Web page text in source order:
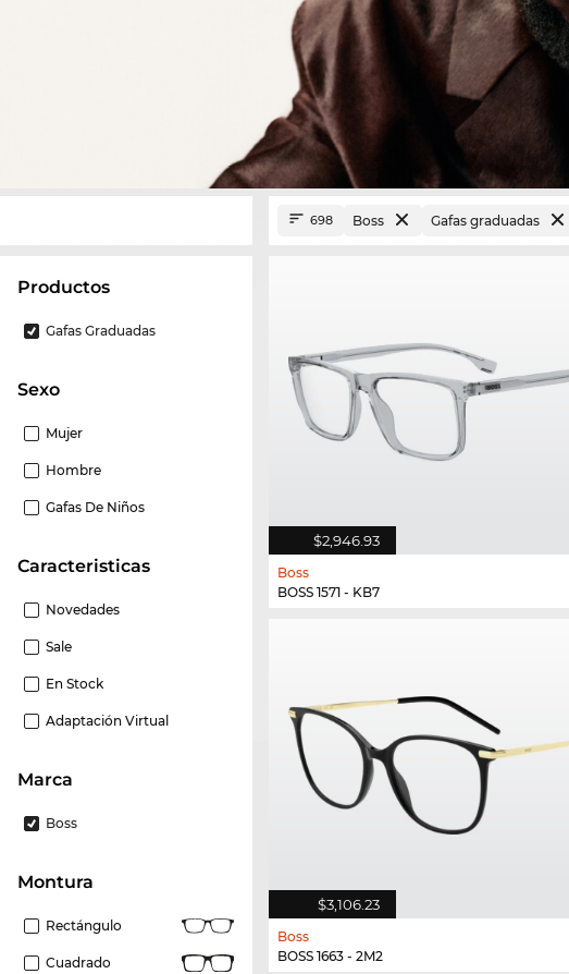
Productos
Gafas Graduadas
Sexo
Mujer
Hombre
Gafas De Niños
Caracteristicas
Novedades
Sale
En Stock
Adaptación Virtual
Marca
Boss
Montura
Rectángulo
Cuadrado
698 Boss Gafas graduadas
$2,946.93
Boss
BOSS 1571 - KB7
$3,106.23
Boss
BOSS 1663 - 2M2